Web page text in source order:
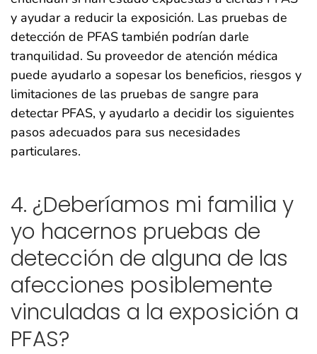
y ayudar a reducir la exposición. Las pruebas de
detección de PFAS también podrían darle
tranquilidad. Su proveedor de atención médica
puede ayudarlo a sopesar los beneficios, riesgos y
limitaciones de las pruebas de sangre para
detectar PFAS, y ayudarlo a decidir los siguientes
pasos adecuados para sus necesidades
particulares.
4. ¿Deberíamos mi familia y
yo hacernos pruebas de
detección de alguna de las
afecciones posiblemente
vinculadas a la exposición a
PFAS?